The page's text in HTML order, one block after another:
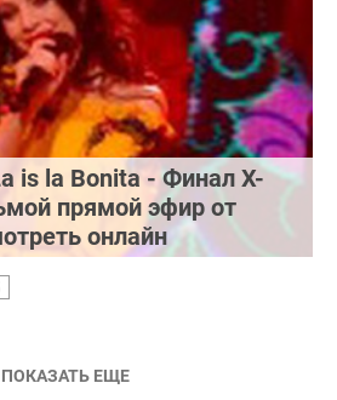
is la Bonita - Финал Х-
прямой эфир от
онлайн
ПОКАЗАТЬ ЕЩЕ